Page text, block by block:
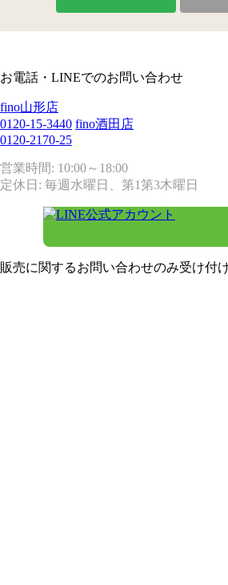
お電話・LINEでのお問い合わせ
fino山形店
0120-15-3440 fino酒田店
0120-2170-25
営業時間: 10:00～18:00
定休日: 毎週水曜日、第1第3木曜日
販売に関するお問い合わせのみ受け付